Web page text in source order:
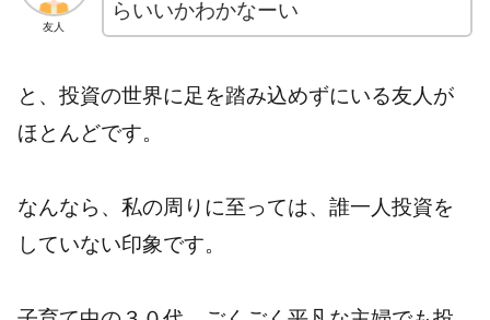
友人
らいいかわかなーい
と、投資の世界に足を踏み込めずにいる友人が
ほとんどです。
なんなら、私の周りに至っては、誰一人投資を
していない印象です。